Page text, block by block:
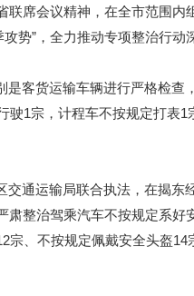
席会议精神，在全市范围内
势”，全力推动专项整治行动
客货运输车辆进行严格检查
1宗，计程车不按规定打表1
通运输局联合执法，在揭东
肃整治驾乘汽车不按规定系好
宗、不按规定佩戴安全头盔14